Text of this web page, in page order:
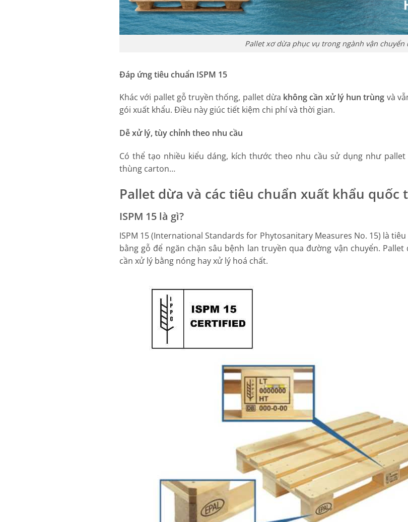
Pallet xơ dừa phục vụ trong ngành vận chuyển
Đáp ứng tiêu chuẩn ISPM 15
Khác với pallet gỗ truyền thống, pallet dừa không cần xử lý hun trùng và
gói xuất khẩu. Điều này giúc tiết kiệm chi phí và thời gian.
Dễ xử lý, tùy chỉnh theo nhu cầu
Có thể tạo nhiều kiểu dáng, kích thước theo nhu cầu sử dụng như
thùng carton…
Pallet dừa và các tiêu chuẩn xuất khẩu quốc
ISPM 15 là gì?
ISPM 15 (International Standards for Phytosanitary Measures No. 15) là
bằng gỗ để ngăn chặn sâu bệnh lan truyền qua đường vận chuyển.
cần xử lý bằng nóng hay xử lý hoá chất.